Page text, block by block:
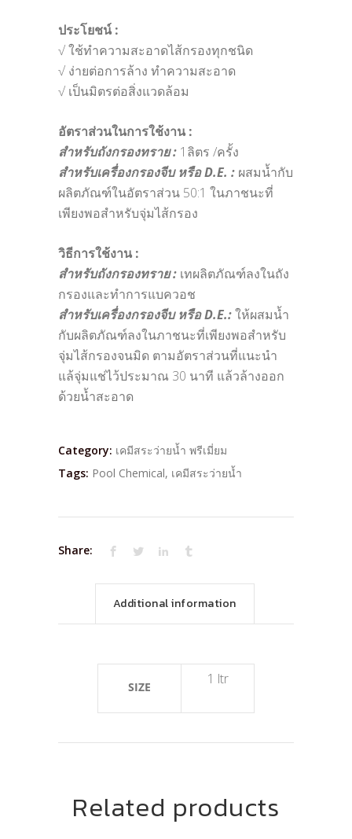
ประโยชน์ :
√ ใช้ทำความสะอาดไส้กรองทุกชนิด
√ ง่ายต่อการล้าง ทำความสะอาด
√ เป็นมิตรต่อสิ่งแวดล้อม
อัตราส่วนในการใช้งาน :
สำหรับถังกรองทราย : 1ลิตร /ครั้ง
สำหรับเครื่องกรองจีบ หรือ D.E. : ผสมน้ำกับ
ผลิตภัณฑ์ในอัตราส่วน 50:1 ในภาชนะที่
เพียงพอสำหรับจุ่มไส้กรอง
วิธีการใช้งาน :
สำหรับถังกรองทราย : เทผลิตภัณฑ์ลงในถัง
กรองและทำการแบควอช
สำหรับเครื่องกรองจีบ หรือ D.E.:ให้ผสมน้ำ
กับผลิตภัณฑ์ลงในภาชนะที่เพียงพอสำหรับ
จุ่มไส้กรองจนมิด ตามอัตราส่วนที่แนะนำ
แล้จุ่มแช่ไว้ประมาณ 30 นาที แล้วล้างออก
ด้วยน้ำสะอาด
Category: เคมีสระว่ายน้ำ พรีเมี่ยม
Tags: Pool Chemical, เคมีสระว่ายน้ำ
Share:
Additional information
SIZE 1 ltr
Related products